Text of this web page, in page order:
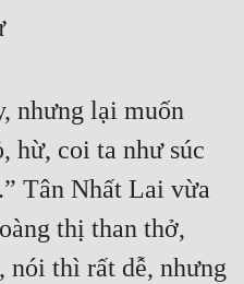
nhưng lại muốn
hừ, coi ta như súc
Tân Nhất Lai vừa
thị than thở,
nói thì rất dễ, nhưng